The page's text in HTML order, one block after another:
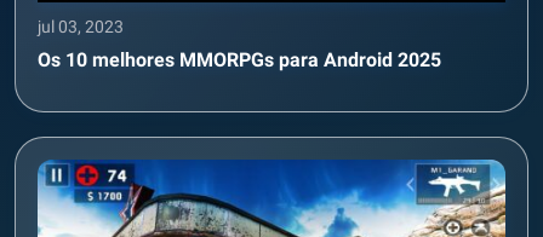
jul 03, 2023
Os 10 melhores MMORPGs para Android 2025